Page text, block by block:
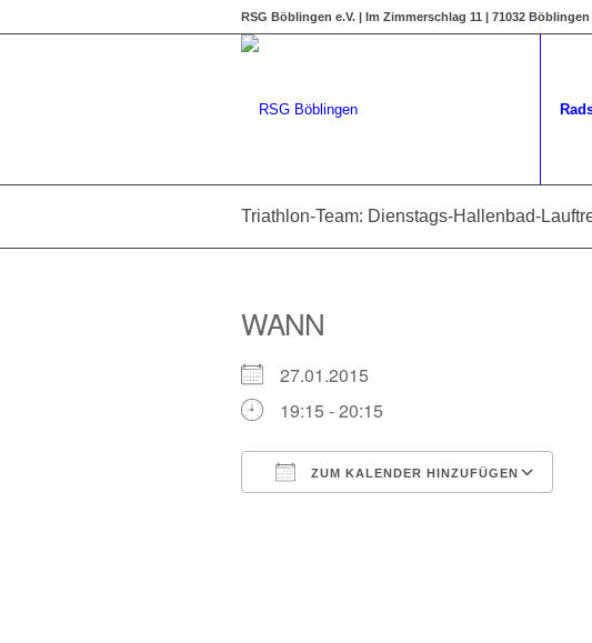
RSG Böblingen e.V. | Im Zimmerschlag 11 | 71032 Böblingen
Triathlon-Team: Dienstags-Hallenbad-
WANN
27.01.2015
19:15 - 20:15
ZUM KALENDER HINZUFÜGEN